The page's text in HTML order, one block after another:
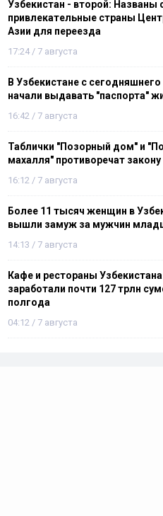
Узбекистан - второй: Названы
привлекательные страны
Азии для переезда
17:24 / 7 августа
В Узбекистане с сегодняшнего
начали выдавать "паспорта"
16:42 / 7 августа
Таблички "Позорный дом" и
махалля" противоречат закону
16:12 / 7 августа
Более 11 тысяч женщин в
вышли замуж за мужчин
14:13 / 7 августа
Кафе и рестораны Узбекистана
заработали почти 127 трлн
полгода
04:12 / 7 августа